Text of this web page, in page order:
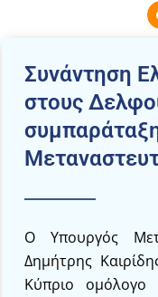
Συνάντηση
στους
Ο Υπουργός
Δημήτρης
Κύπριο ομόλογο